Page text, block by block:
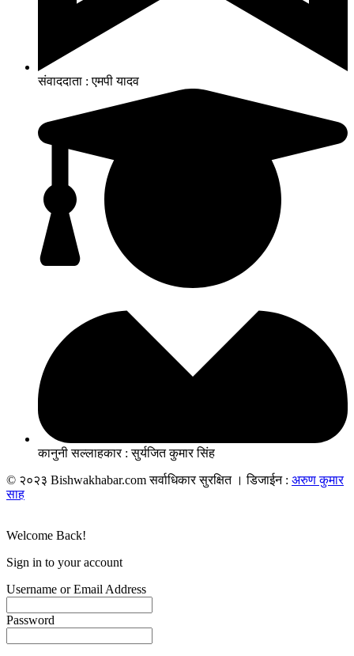
संवाददाता : एमपी यादव
कानुनी सल्लाहकार : सुर्यजित कुमार सिंह
© २०२३ Bishwakhabar.com सर्वाधिकार सुरक्षित । डिजाईन : अरुण कुमार
साह
Welcome Back!
Sign in to your account
Username or Email Address
Password